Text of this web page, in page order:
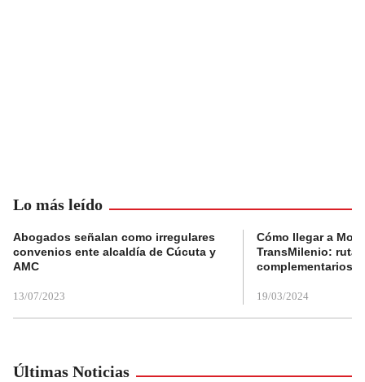
Lo más leído
Abogados señalan como irregulares
convenios ente alcaldía de Cúcuta y
AMC
13/07/2023
Cómo llegar a
TransMilenio:
complementarios
19/03/2024
Últimas Noticias